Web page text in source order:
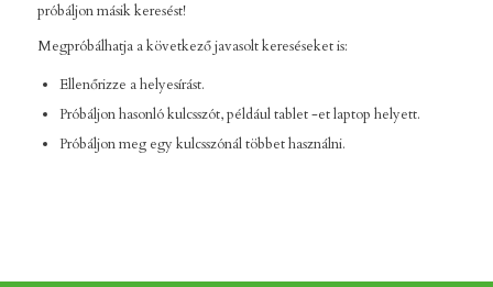
próbáljon másik keresést!
Megpróbálhatja a következő javasolt kereséseket is:
Ellenőrizze a helyesírást.
Próbáljon hasonló kulcsszót, például tablet -et laptop helyett.
Próbáljon meg egy kulcsszónál többet használni.